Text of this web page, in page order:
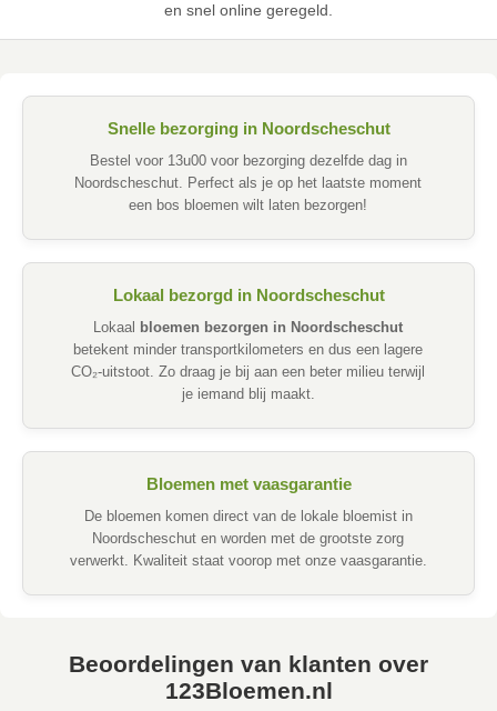
en snel online geregeld.
Snelle bezorging in Noordscheschut
Bestel voor 13u00 voor bezorging dezelfde dag in
Noordscheschut. Perfect als je op het laatste moment
een bos bloemen wilt laten bezorgen!
Lokaal bezorgd in Noordscheschut
Lokaal
bloemen bezorgen in Noordscheschut
betekent minder transportkilometers en dus een lagere
CO₂-uitstoot. Zo draag je bij aan een beter milieu terwijl
je iemand blij maakt.
Bloemen met vaasgarantie
De bloemen komen direct van de lokale bloemist in
Noordscheschut en worden met de grootste zorg
verwerkt. Kwaliteit staat voorop met onze vaasgarantie.
Beoordelingen van klanten over
123Bloemen.nl